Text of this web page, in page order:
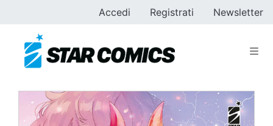
Accedi Registrati Newsletter